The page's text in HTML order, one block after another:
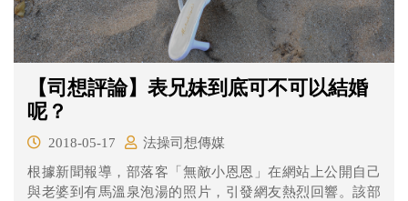
【司想評論】表兄妹到底可不可以結婚
呢？
2018-05-17
法操司想傳媒
根據新聞報導，部落客「無敵小恩恩」在網站上公開自己
與老婆到有馬溫泉泡湯的照片，引發網友熱烈回響。該部